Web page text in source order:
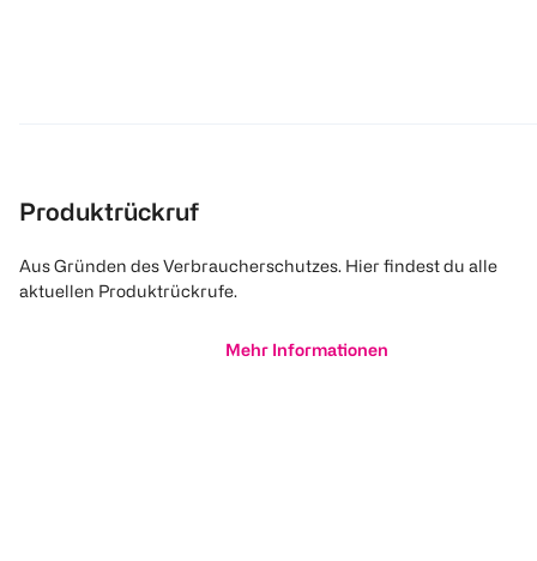
Produktrückruf
Aus Gründen des Verbraucherschutzes. Hier findest du alle
aktuellen Produktrückrufe.
Mehr Informationen